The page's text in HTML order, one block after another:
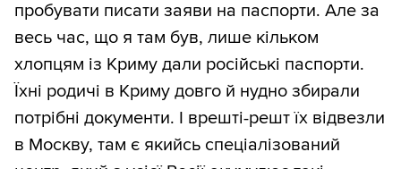
пробувати писати заяви на паспорти. Але за
весь час, що я там був, лише кільком
хлопцям із Криму дали російські паспорти.
Їхні родичі в Криму довго й нудно збирали
потрібні документи. І врешті-решт їх відвезли
в Москву, там є якийсь спеціалізований